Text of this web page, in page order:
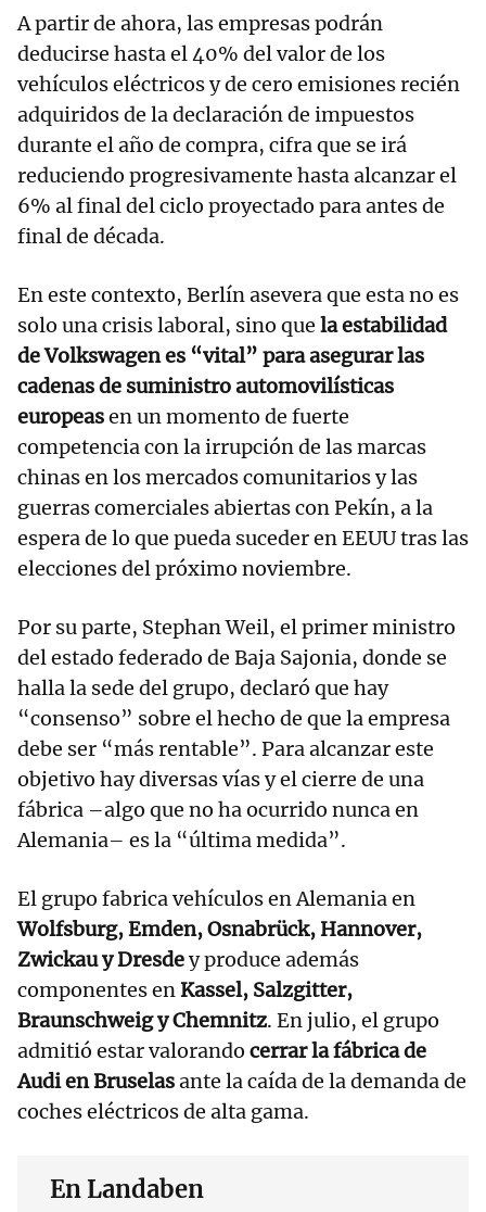
A partir de ahora, las empresas podrán
deducirse hasta el 40% del valor de los
vehículos eléctricos y de cero emisiones recién
adquiridos de la declaración de impuestos
durante el año de compra, cifra que se irá
reduciendo progresivamente hasta alcanzar el
6% al final del ciclo proyectado para antes de
final de década.
En este contexto, Berlín asevera que esta no es
solo una crisis laboral, sino que la estabilidad
de Volkswagen es “vital” para asegurar las
cadenas de suministro automovilísticas
europeasen un momento de fuerte
competencia con la irrupción de las marcas
chinas en los mercados comunitarios y las
guerras comerciales abiertas con Pekín, a la
espera de lo que pueda suceder en EEUU tras las
elecciones del próximo noviembre.
Por su parte, Stephan Weil, el primer ministro
del estado federado de Baja Sajonia, donde se
halla la sede del grupo, declaró que hay
“consenso” sobre el hecho de que la empresa
debe ser “más rentable”. Para alcanzar este
objetivo hay diversas vías y el cierre de una
fábrica –algo que no ha ocurrido nunca en
Alemania– es la “última medida”.
El grupo fabrica vehículos en Alemania en
Wolfsburg, Emden, Osnabrück, Hannover,
Zwickau y Dresdey produce además
componentes enKassel, Salzgitter,
Braunschweig y Chemnitz. En julio, el grupo
admitió estar valorando cerrar la fábrica de
Audi en Bruselasante la caída de la demanda de
coches eléctricos de alta gama.
En Landaben